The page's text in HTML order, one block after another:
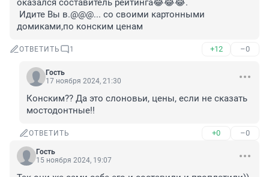
оказался составитель рейтинга😂😂😂.
Идите Вы в.@@@... со своими картонными
домиками,по конским ценам
ОТВЕТИТЬ 1 +12 –0
Гость
17 ноября 2024, 21:30
Конским?? Да это слоновьи, цены, если не сказать
мостодонтные!!
ОТВЕТИТЬ +0 –0
Гость
15 ноября 2024, 19:07